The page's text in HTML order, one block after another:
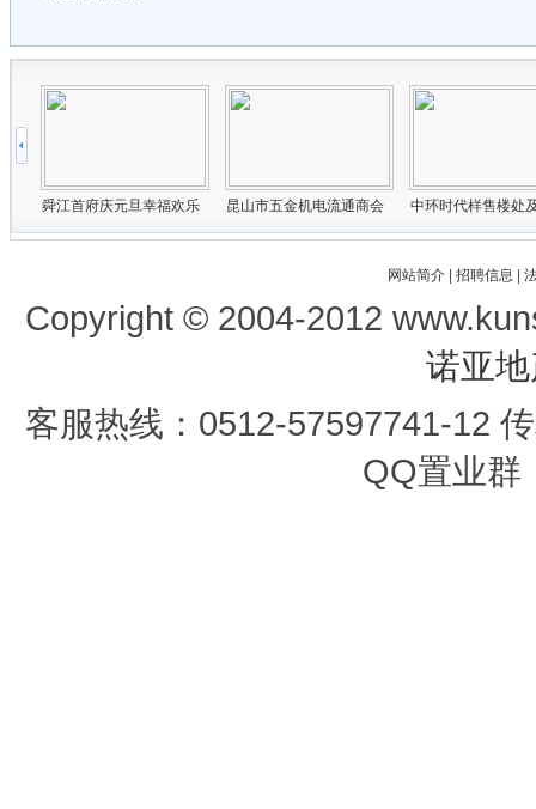
网站简介| 招聘信息
Copyright © 2004-2012
诺亚
客服热线：0512-57597741-12
QQ置业